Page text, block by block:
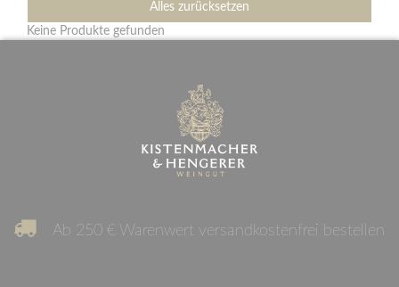
Alles zurücksetzen
Keine Produkte gefunden
Ab 250 € Warenwert versandkostenfrei bestellen